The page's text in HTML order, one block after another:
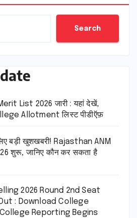
Search
List 2026 जारी : यहां देखें,
Allotment लिस्ट पीडीऍफ़
बड़ी खुशखबरी! Rajasthan ANM
शुरू, जानिए कौन कर सकता है
2026 Round 2nd Seat
: Download College
Reporting Begins